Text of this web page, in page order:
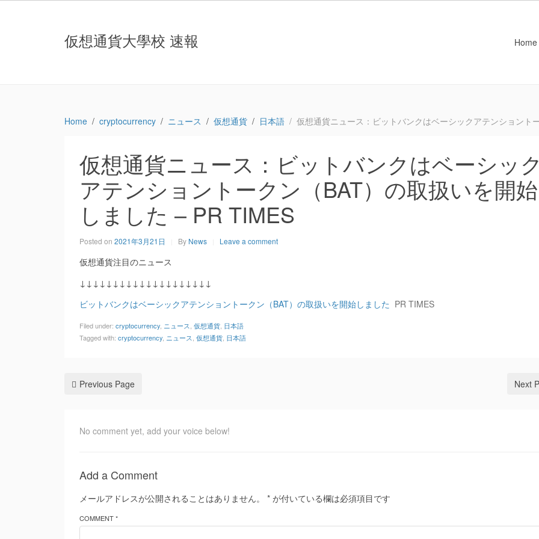
仮想通貨大學校 速報 Home
Home cryptocurrency ニュース 仮想通貨 日本語 仮想通貨ニュース：ビットバンクはベーシックアテンショント
仮想通貨ニュース：ビットバンクはベーシッ
アテンショントークン（BAT）の取扱いを開始
しました – PR TIMES
Posted on 2021年3月21日 By News Leave a comment
仮想通貨注目のニュース
↓↓↓↓↓↓↓↓↓↓↓↓↓↓↓↓↓↓↓↓
ビットバンクはベーシックアテンショントークン（BAT）の取扱いを開始しました PR TIMES
Filed under: cryptocurrency ニュース 仮想通貨 日本語
Tagged with: cryptocurrency ニュース 仮想通貨 日本語
Previous Page Next
No comment yet, add your voice below!
Add a Comment
メールアドレスが公開されることはありません。 * が付いている欄は必須項目です
COMMENT *